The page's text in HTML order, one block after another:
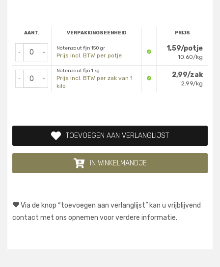
AANT. VERPAKKINGSEENHEID PRIJS
- +
Notenzout fijn 150 gr
Prijs incl. BTW per potje
1,59/potje
10.60/kg
- +
Notenzout fijn 1 kg
Prijs incl. BTW per zak van 1
kilo
2,99/zak
2.99/kg
TOEVOEGEN AAN VERLANGLIJST
IN WINKELMANDJE
Via de knop “toevoegen aan verlanglijst” kan u vrijblijvend
contact met ons opnemen voor verdere informatie.